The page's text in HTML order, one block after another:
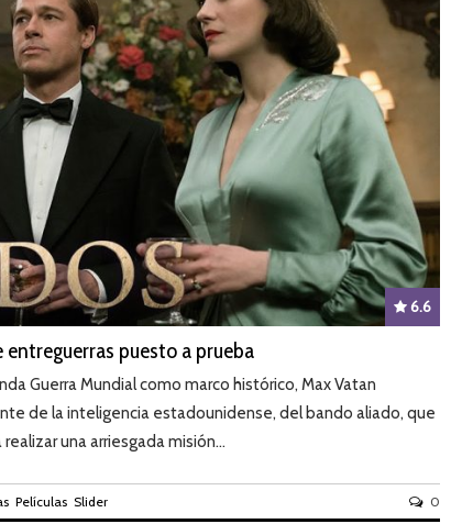
6.6
puesto a prueba
Guerra Mundial como marco histórico, Max Vatan
de la inteligencia estadounidense, del bando aliado, que
una arriesgada misión...
Películas Slider 0